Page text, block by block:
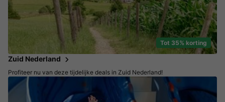
Tot 35% korting
Zuid Nederland
Profiteer nu van deze tijdelijke deals in Zuid Nederland!